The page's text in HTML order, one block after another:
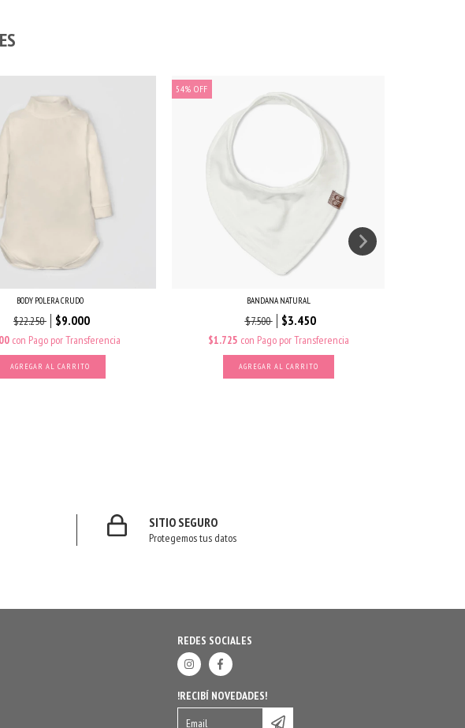
BODY POLERA CRUDO
$22.250 $9.000
con Pago por Transferencia
AGREGAR AL CARRITO
54% OFF
BANDANA NATURAL
$7.500 $3.450
$1.725 con Pago por Transferencia
SITIO SEGURO
Protegemos tus datos
REDES SOCIALES
!RECIBÍ NOVEDADES!